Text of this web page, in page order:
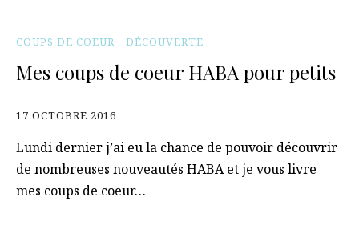
COUPS DE COEUR DÉCOUVERTE
Mes coups de coeur HABA pour petits
17 OCTOBRE 2016
Lundi dernier j’ai eu la chance de pouvoir découvrir
de nombreuses nouveautés HABA et je vous livre
mes coups de coeur…